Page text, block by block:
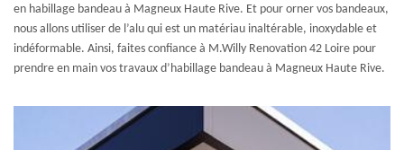
en habillage bandeau à Magneux Haute Rive. Et pour orner vos bandeaux,
nous allons utiliser de l’alu qui est un matériau inaltérable, inoxydable et
indéformable. Ainsi, faites confiance à M.Willy Renovation 42 Loire pour
prendre en main vos travaux d’habillage bandeau à Magneux Haute Rive.